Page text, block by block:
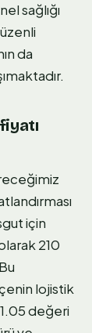
sağlığı
da
için
210
lojistik
değeri